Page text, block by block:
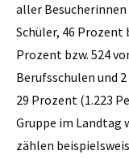
aller Besucherinnen
Schüler, 46 Prozent
Prozent bzw. 524
Berufsschulen und
29 Prozent (1.223
Gruppe im Landtag
zählen